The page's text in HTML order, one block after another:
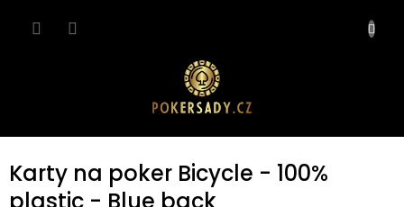
KOŠÍK
Karty na poker Bicycle - 100%